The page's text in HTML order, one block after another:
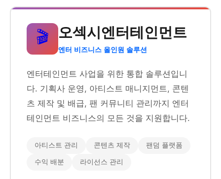
🎬 오섹시엔터테인먼트
엔터 비즈니스 올인원 솔루션
엔터테인먼트 사업을 위한 통합 솔루션입니
다. 기획사 운영, 아티스트 매니지먼트, 콘텐
츠 제작 및 배급, 팬 커뮤니티 관리까지 엔터
테인먼트 비즈니스의 모든 것을 지원합니다.
아티스트 관리 콘텐츠 제작 팬덤 플랫폼
수익 배분 라이선스 관리